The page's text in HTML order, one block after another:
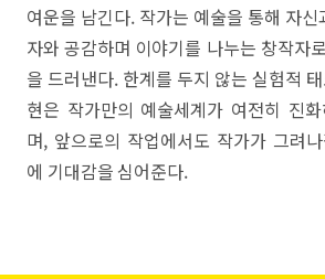
여운을 남긴다. 작가는 예술을 통해 자
자와 공감하며 이야기를 나누는 창작자
을 드러낸다. 한계를 두지 않는 실험적
현은 작가만의 예술세계가 여전히 진
며, 앞으로의 작업에서도 작가가 그려
에 기대감을 심어준다.